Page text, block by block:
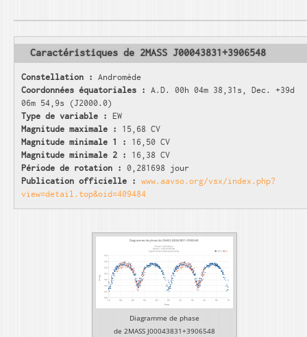
Caractéristiques de 2MASS J00043831+3906548
Constellation : Andromède
Coordonnées équatoriales : A.D. 00h 04m 38,31s, Dec. +39d
06m 54,9s (J2000.0)
Type de variable : EW
Magnitude maximale :
15,68 CV
Magnitude minimale 1 :
16,50 CV
Magnitude minimale 2 :
16,38 CV
Période de rotation : 0,281698 jour
Publication officielle :
www.aavso.org/vsx/index.php?
view=detail.top&oid=409484
Diagramme de phase
de 2MASS J00043831+3906548